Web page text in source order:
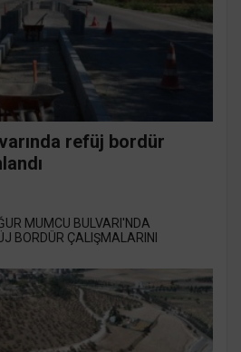
refüj bordür
MUMCU BULVARI'NDA
BORDÜR ÇALIŞMALARINI